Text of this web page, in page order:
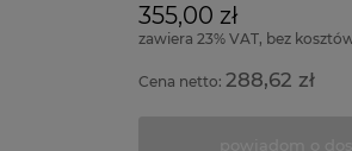
355,00 zł
zawiera 23% VAT, bez
Cena netto:288,62 zł